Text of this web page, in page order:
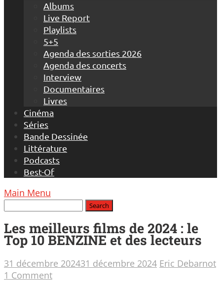
Albums
Live Report
Playlists
5+5
Agenda des sorties 2026
Agenda des concerts
Interview
Documentaires
Livres
Cinéma
Séries
Bande Dessinée
Littérature
Podcasts
Best-Of
Main Menu
Les meilleurs films de 2024 : le
Top 10 BENZINE et des lecteurs
31 décembre 202431 décembre 2024 Eric Debarnot
1 Comment